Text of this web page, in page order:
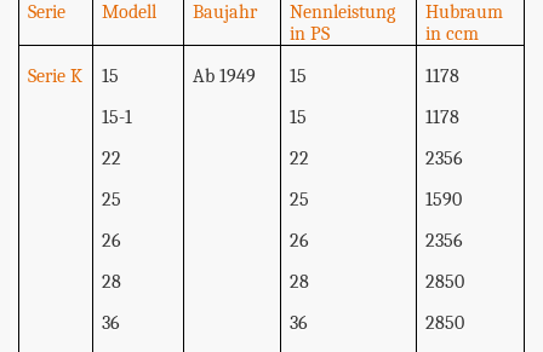
Serie Modell Baujahr
Nennleistung
in PS
Hubraum
in ccm
Serie K
15
15-1
22
25
26
28
36
Ab 1949
15
15
22
25
26
28
36
1178
1178
2356
1590
2356
2850
2850